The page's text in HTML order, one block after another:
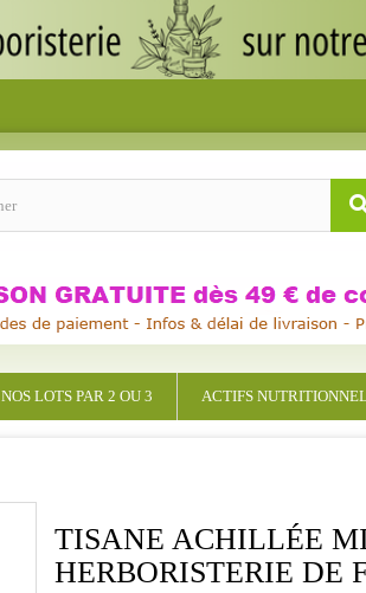
NOS LOTS PAR 2 OU 3 ACTIFS
TISANE ACHILLÉE
HERBORISTERIE DE